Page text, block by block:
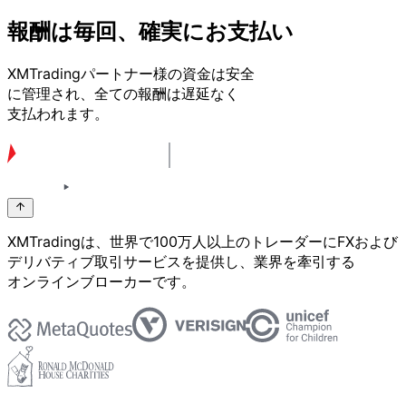
報酬は毎回、確実にお支払い
XMTradingパートナー様の資金は安全
に管理され、 全ての報酬は遅延なく
支払われます。
XMTradingは、 世界で100万人以上の トレーダーにFXおよび
デリバティブ取引サービスを提供し、 業界を牽引する
オンラインブローカーです。